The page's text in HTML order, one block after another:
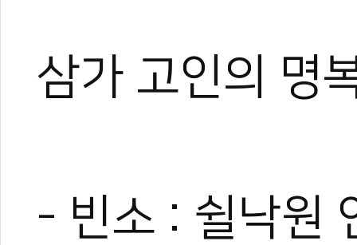
삼가 고인의 명
- 빈소 : 쉴낙원